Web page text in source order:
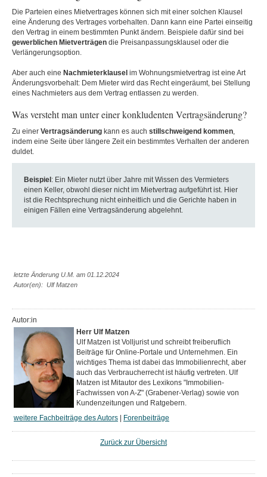
Die Parteien eines Mietvertrages können sich mit einer solchen Klausel
eine Änderung des Vertrages vorbehalten. Dann kann eine Partei einseitig
den Vertrag in einem bestimmten Punkt ändern. Beispiele dafür sind bei
gewerblichen Mietverträgen die Preisanpassungsklausel oder die
Verlängerungsoption.
Aber auch eine Nachmieterklausel im Wohnungsmietvertrag ist eine Art
Änderungsvorbehalt: Dem Mieter wird das Recht eingeräumt, bei Stellung
eines Nachmieters aus dem Vertrag entlassen zu werden.
Was versteht man unter einer konkludenten Vertragsänderung?
Zu einer Vertragsänderung kann es auch stillschweigend kommen,
indem eine Seite über längere Zeit ein bestimmtes Verhalten der anderen
duldet.
Beispiel : Ein Mieter nutzt über Jahre mit Wissen des Vermieters
einen Keller, obwohl dieser nicht im Mietvertrag aufgeführt ist. Hier
ist die Rechtsprechung nicht einheitlich und die Gerichte haben in
einigen Fällen eine Vertragsänderung abgelehnt.
letzte Änderung U.M. am 01.12.2024
Autor(en): Ulf Matzen
Autor:in
Herr Ulf Matzen
Ulf Matzen ist Volljurist und schreibt freiberuflich
Beiträge für Online-Portale und Unternehmen. Ein
wichtiges Thema ist dabei das Immobilienrecht, aber
auch das Verbraucherrecht ist häufig vertreten. Ulf
Matzen ist Mitautor des Lexikons "Immobilien-
Fachwissen von A-Z" (Grabener-Verlag) sowie von
Kundenzeitungen und Ratgebern.
weitere Fachbeiträge des Autors
Forenbeiträge
Zurück zur Übersicht